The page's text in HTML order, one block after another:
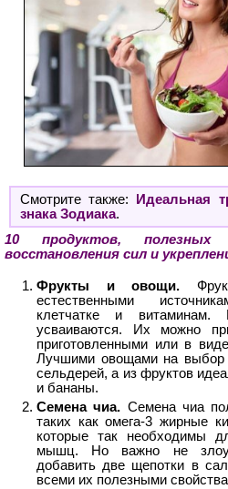
Смотрите также: Идеальная
знака Зодиака.
10 продуктов,
восстановления сил и
Фрукты и овощи.
естественными
клетчатке и
усваиваются. Их можно
приготовленными или в
Лучшими овощами на выбор
сельдерей, а из фруктов
и бананы.
Семена чиа. Семена чиа
таких как омега-3 жирные
которые так необходимы
мышц. Но важно не
добавить две щепотки в
всеми их полезными